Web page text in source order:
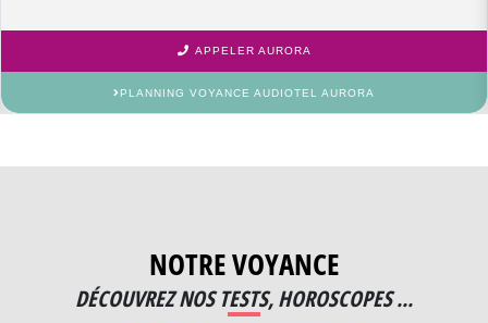
APPELER AURORA
PLANNING VOYANCE AUDIOTEL AURORA
NOTRE VOYANCE
DÉCOUVREZ NOS TESTS, HOROSCOPES ...